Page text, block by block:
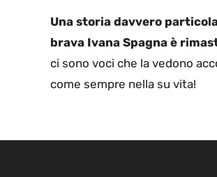
Una storia davvero
brava Ivana Spagna è
ci sono voci che la vedono
come sempre nella su vita!